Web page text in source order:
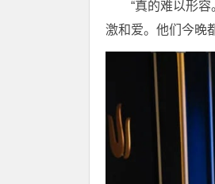
“真的难以形
激和爱。他们今晚